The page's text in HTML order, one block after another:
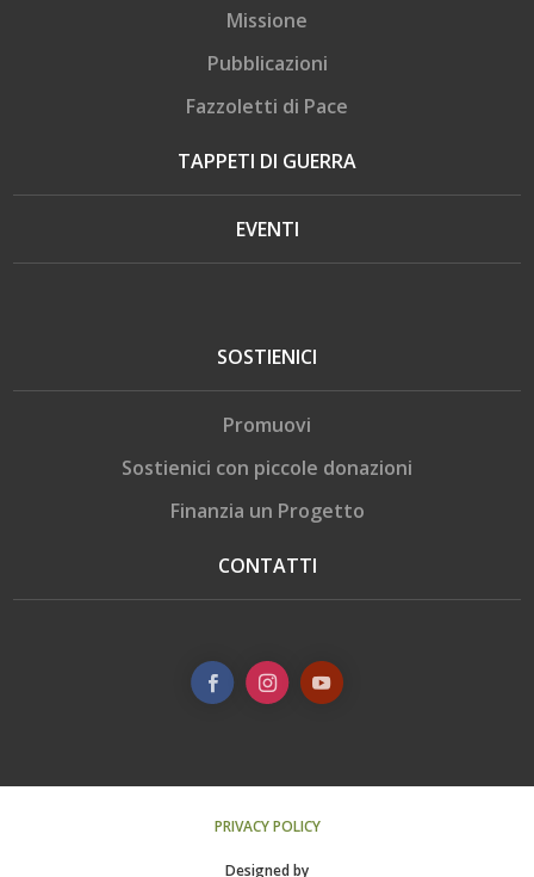
Missione
Pubblicazioni
Fazzoletti di Pace
TAPPETI DI GUERRA
EVENTI
SOSTIENICI
Promuovi
Sostienici con piccole donazioni
Finanzia un Progetto
CONTATTI
PRIVACY POLICY
Designed by